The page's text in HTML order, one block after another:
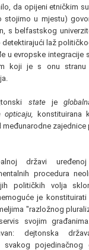
da opijeni etničkim
stojimo u mjestu)
s belfastskog
detektirajući laž
u evropske integracije
koji je s onu stranu
stateje
opticaju,
konstituirana
međunarodne zajednice
državi
procedura
političkih volja
je konstituirati
"razložnog
svojim
dejtonska
svakog pojedinačnog